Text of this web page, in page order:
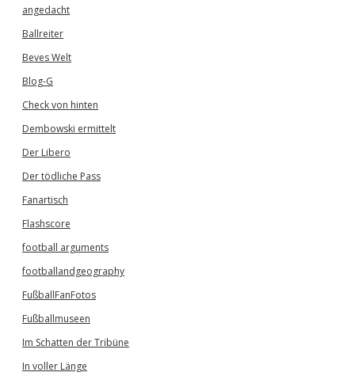
angedacht
Ballreiter
Beves Welt
Blog-G
Check von hinten
Dembowski ermittelt
Der Libero
Der tödliche Pass
Fanartisch
Flashscore
football arguments
footballandgeography
FußballFanFotos
Fußballmuseen
Im Schatten der Tribüne
In voller Länge